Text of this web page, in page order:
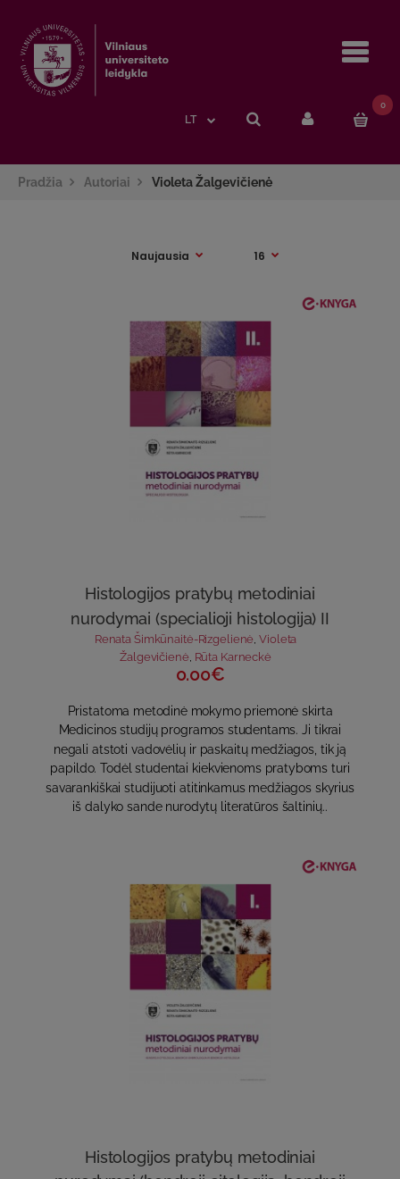
LT
0
Pradžia Autoriai Violeta Žalgevičienė
Histologijos pratybų metodiniai
nurodymai (specialioji histologija) II
Renata Šimkūnaitė-Rizgelienė,Violeta
Žalgevičienė Rūta Karneckė
0.00€
Pristatoma metodinė mokymo priemonė skirta
Medicinos studijų programos studentams. Ji tikrai
negali atstoti vadovėlių ir paskaitų medžiagos, tik ją
papildo. Todėl studentai kiekvienoms pratyboms turi
savarankiškai studijuoti atitinkamus medžiagos skyrius
iš dalyko sande nurodytų literatūros šaltinių..
Histologijos pratybų metodiniai